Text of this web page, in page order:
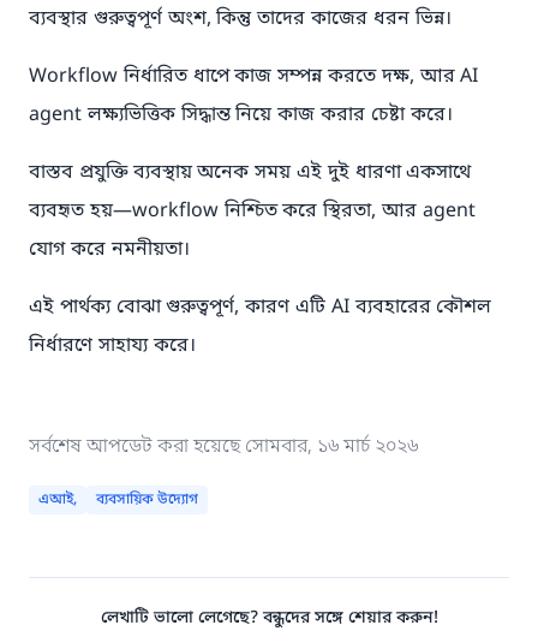
ব্যবস্থার গুরুত্বপূর্ণ অংশ, কিন্তু তাদের কাজের ধরন ভিন্ন।
Workflow নির্ধারিত ধাপে কাজ সম্পন্ন করতে দক্ষ, আর AI
agent লক্ষ্যভিত্তিক সিদ্ধান্ত নিয়ে কাজ করার চেষ্টা করে।
বাস্তব প্রযুক্তি ব্যবস্থায় অনেক সময় এই দুই ধারণা একসাথে
ব্যবহৃত হয়—workflow নিশ্চিত করে স্থিরতা, আর agent
যোগ করে নমনীয়তা।
এই পার্থক্য বোঝা গুরুত্বপূর্ণ, কারণ এটি AI ব্যবহারের কৌশল
নির্ধারণে সাহায্য করে।
সর্বশেষ আপডেট করা হয়েছেসোমবার, ১৬ মার্চ ২০২৬
এআই, ব্যবসায়িক উদ্যোগ
লেখাটি ভালো লেগেছে? বন্ধুদের সঙ্গে শেয়ার করুন!